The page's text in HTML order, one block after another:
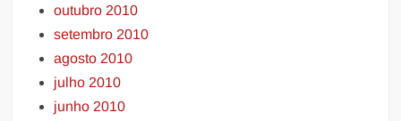
outubro 2010
setembro 2010
agosto 2010
julho 2010
junho 2010